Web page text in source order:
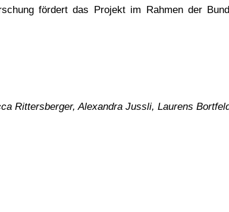
fördert das Projekt im Rahmen der
Rittersberger, Alexandra Jussli, Laurens